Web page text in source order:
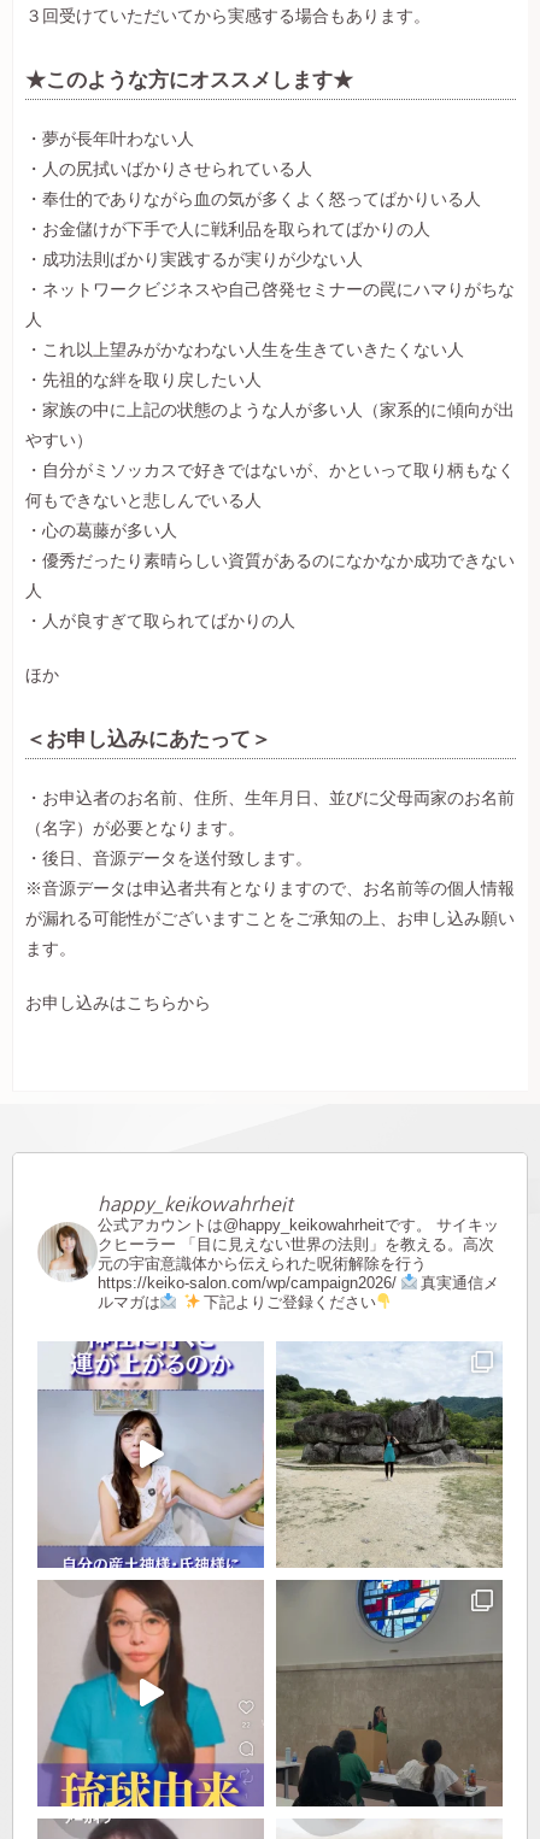
３回受けていただいてから実感する場合もあります。
★このような方にオススメします★
・夢が長年叶わない人
・人の尻拭いばかりさせられている人
・奉仕的でありながら血の気が多くよく怒ってばかりいる人
・お金儲けが下手で人に戦利品を取られてばかりの人
・成功法則ばかり実践するが実りが少ない人
・ネットワークビジネスや自己啓発セミナーの罠にハマりがちな
人
・これ以上望みがかなわない人生を生きていきたくない人
・先祖的な絆を取り戻したい人
・家族の中に上記の状態のような人が多い人（家系的に傾向が出
やすい）
・自分がミソッカスで好きではないが、かといって取り柄もなく
何もできないと悲しんでいる人
・心の葛藤が多い人
・優秀だったり素晴らしい資質があるのになかなか成功できない
人
・人が良すぎて取られてばかりの人
ほか
＜お申し込みにあたって＞
・お申込者のお名前、住所、生年月日、並びに父母両家のお名前
（名字）が必要となります。
・後日、音源データを送付致します。
※音源データは申込者共有となりますので、お名前等の個人情報
が漏れる可能性がございますことをご承知の上、お申し込み願い
ます。
お申し込みはこちらから
happy_keikowahrheit
公式アカウントは@happy_keikowahrheitです。
サイキッ
クヒーラー 「目に見えない世界の法則」を教える。高次
元の宇宙意識体から伝えられた呪術解除を行う
https://keiko-salon.com/wp/campaign2026/
真実通信メ
ルマガは
下記よりご登録ください